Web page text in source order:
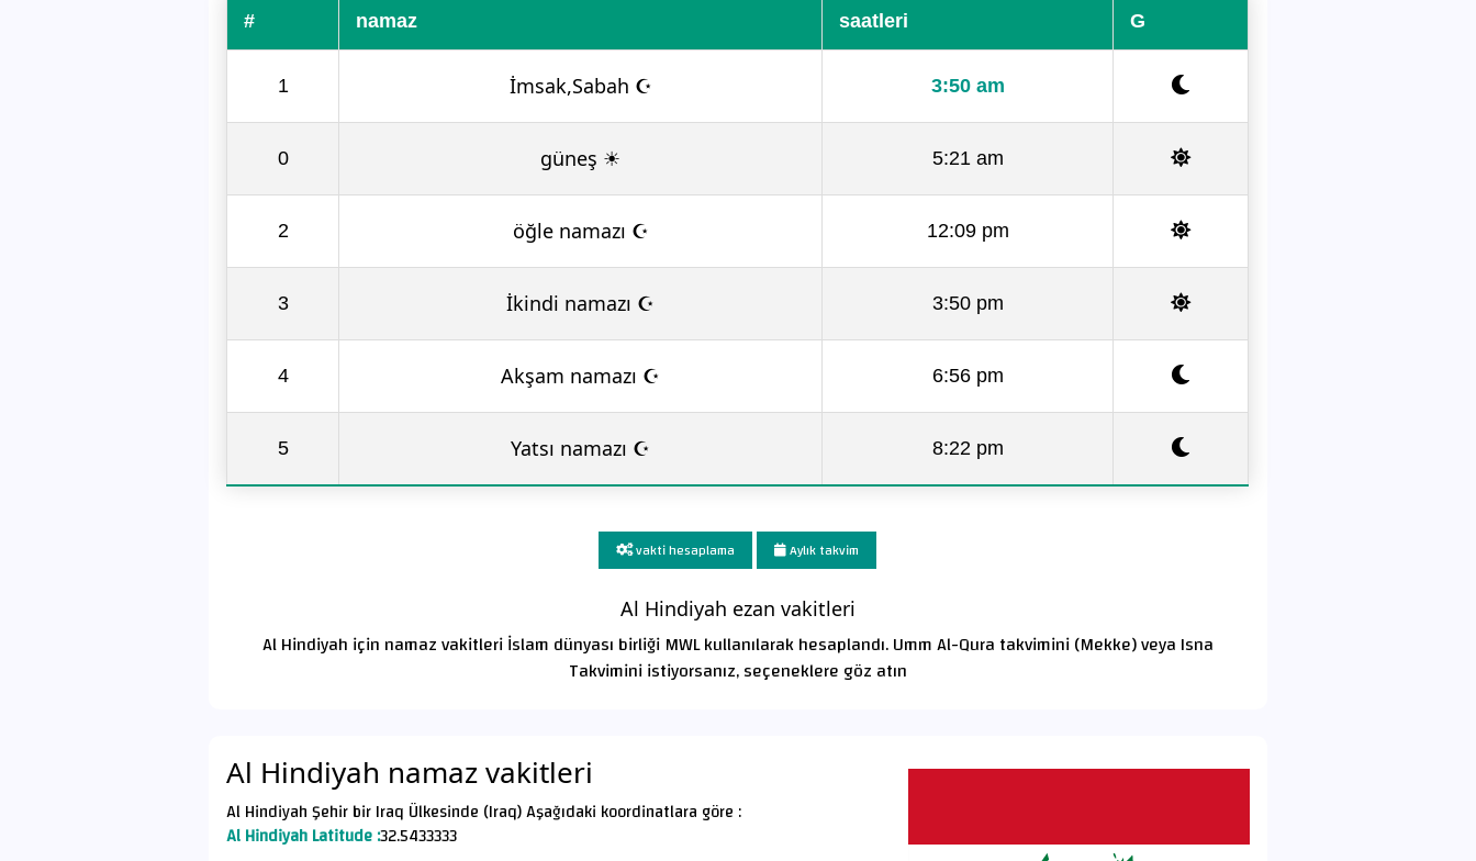
# namaz saatleri G
1 İmsak,Sabah ☪ 3:50 am
0 güneş ☀ 5:21 am
2 öğle namazı ☪ 12:09 pm
3 İkindi namazı ☪ 3:50 pm
4 Akşam namazı ☪ 6:56 pm
5 Yatsı namazı ☪ 8:22 pm
vakti hesaplama Aylık takvim
Al Hindiyah ezan vakitleri
Al Hindiyah için namaz vakitleri İslam dünyası birliği MWL kullanılarak hesaplandı. Umm Al-Qura takvimini (Mekke) veya Isna
Takvimini istiyorsanız, seçeneklere göz atın
Al Hindiyah namaz vakitleri
Al Hindiyah Şehir bir Iraq Ülkesinde (Iraq) Aşağıdaki koordinatlara göre :
Al Hindiyah Latitude :32.5433333